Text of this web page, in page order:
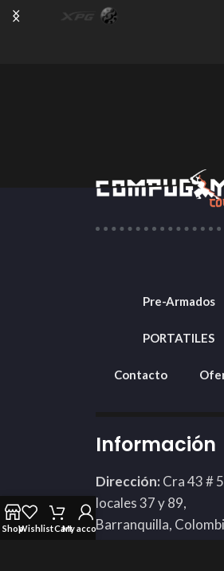
Pre-Armados
PORTATILES
Contacto
Información
Dirección: Cra 43 #
locales 37 y 89,
Barranquilla,
ShopWishlistCartMy account